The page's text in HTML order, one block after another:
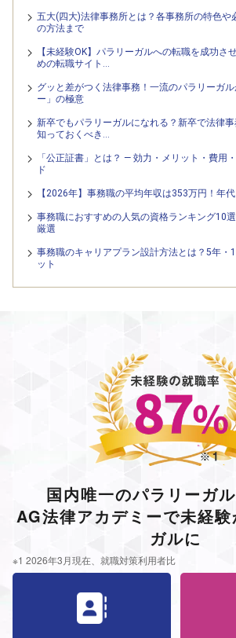
五大(四大)法律事務所とは？各事務所の特色や
の方法まで
【未経験OK】パラリーガルへの転職を成功さ
めの転職サイト…
グッと差がつく法律事務！一流のパラリーガ
ー」の極意
新卒でもパラリーガルになれる？新卒で法律
知っておくべき…
「公正証書」とは？ — 効力・メリット・費用
ド
【2026年】事務職の平均年収は353万円！年
事務職におすすめの人気の資格ランキング10
厳選
事務職のキャリアプラン設計方法とは？5年・
ット
※1 2026年3月現在、就職対策利用者比
国内唯一のパラリーガ
AG法律アカデミーで未経
ガルに